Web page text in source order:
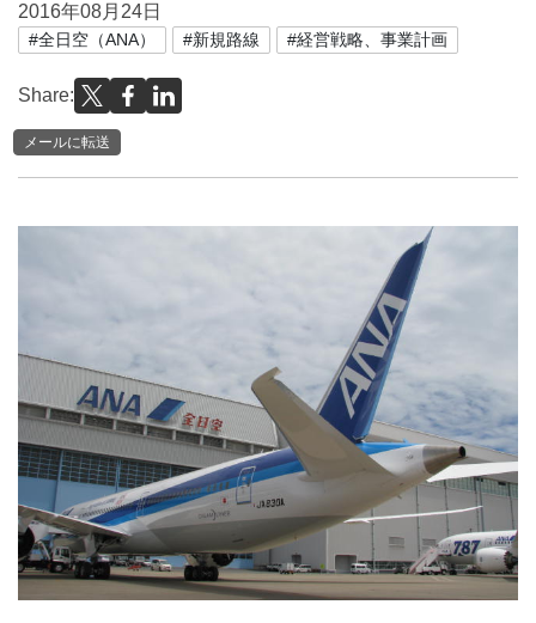
2016年08月24日
#全日空（ANA） #新規路線 #経営戦略、事業計画
Share:
メールに転送